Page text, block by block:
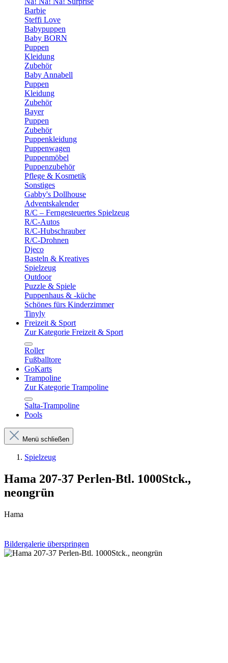
Barbie
Steffi Love
Babypuppen
Baby BORN
Puppen
Kleidung
Zubehör
Baby Annabell
Puppen
Kleidung
Zubehör
Bayer
Puppen
Zubehör
Puppenkleidung
Puppenwagen
Puppenmöbel
Puppenzubehör
Pflege & Kosmetik
Sonstiges
Gabby's Dollhouse
Adventskalender
R/C – Ferngesteuertes Spielzeug
R/C-Autos
R/C-Hubschrauber
R/C-Drohnen
Djeco
Basteln & Kreatives
Spielzeug
Outdoor
Puzzle & Spiele
Puppenhaus & -küche
Schönes fürs Kinderzimmer
Tinyly
Freizeit & Sport
Zur Kategorie Freizeit & Sport
Roller
Fußballtore
GoKarts
Trampoline
Zur Kategorie Trampoline
Salta-Trampoline
Pools
Menü schließen
Spielzeug
Hama 207-37 Perlen-Btl. 1000Stck.,
neongrün
Hama
Bildergalerie überspringen